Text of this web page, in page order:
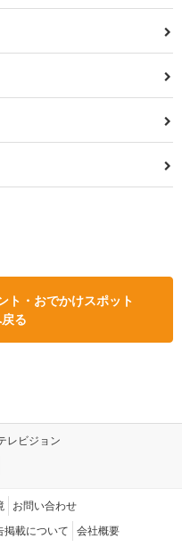
ト・おでかけスポット
る
レビジョン
お問い合わせ
掲載について 会社概要